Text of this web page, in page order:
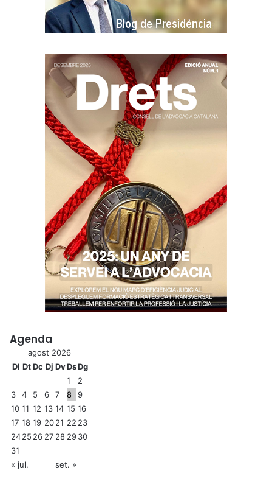
Agenda
agost 2026
Dl DtDc Dj DvDsDg
1
2
3
4 5 6 7 8
9
10 11 12 13 14 15 16
17 18 19 2021 22 23
2425 26 27 28 2930
31
« jul.
set. »